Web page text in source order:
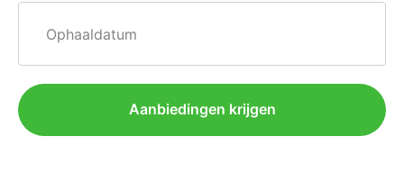
Ophaaldatum
Aanbiedingen krijgen